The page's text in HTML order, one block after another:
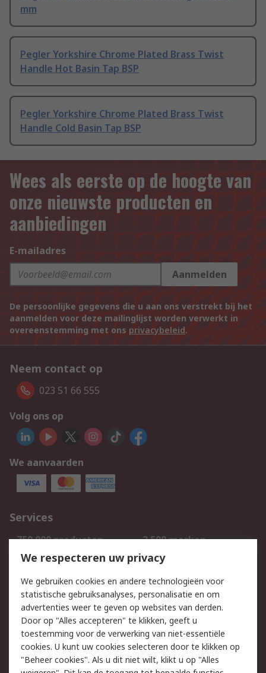
mm
Pegler Yorkshire Chrome Plated Brass Twist
Handle Hot Basin Tap BSP
Pegler Yorkshire Chrome Plated Brass Twist
Handle Cold Basin Tap BSP
Wees als eerste op de hoogte van
onze nieuwste producten en
aanbiedingen
E-mailadres
Aanmelden
De persoonlijke gegevens die u aan ons verstrekt bij het
aanmelden voor deze mailinglijst worden verwerkt in
overeenstemming met ons privacybeleid.
Neem contact op
023 51 66 555
Volg ons op
We aanvaarden
Services
750.000 producten
2.500 merken
Bestellen
Inkoopoplossingen
Track & Trace
Wettelijk
Cookiebeleid
Email veiligheid
Privacybeleid
Websitevoorwaarden
We respecteren uw privacy
We gebruiken cookies en andere technologieën voor
statistische gebruiksanalyses, personalisatie en om
advertenties weer te geven op websites van derden.
Door op "Alles accepteren" te klikken, geeft u
toestemming voor de verwerking van niet-essentiële
cookies. U kunt uw cookies selecteren door te klikken op
"Beheer cookies". Als u dit niet wilt, klikt u op "Alles